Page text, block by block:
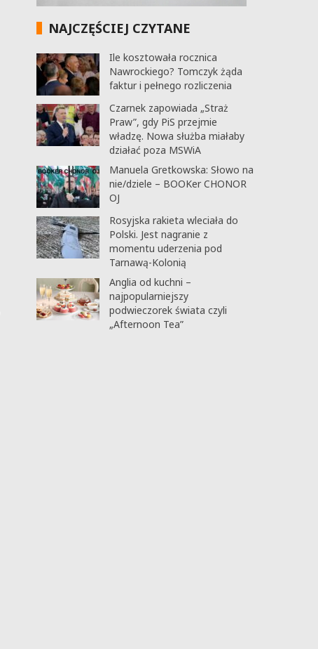
NAJCZĘŚCIEJ CZYTANE
Ile kosztowała rocznica
Nawrockiego? Tomczyk żąda
faktur i pełnego rozliczenia
Czarnek zapowiada „Straż
Praw”, gdy PiS przejmie
władzę. Nowa służba miałaby
działać poza MSWiA
Manuela Gretkowska: Słowo na
nie/dziele – BOOKer CHONOR
OJ
Rosyjska rakieta wleciała do
Polski. Jest nagranie z
momentu uderzenia pod
Tarnawą-Kolonią
Anglia od kuchni –
najpopularniejszy
podwieczorek świata czyli
„Afternoon Tea”